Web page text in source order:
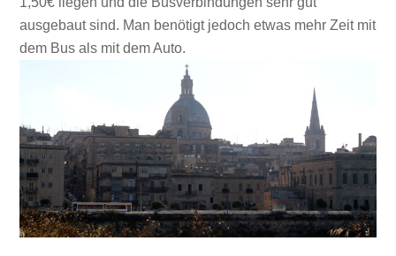
ausgebaut sind. Man benötigt jedoch etwas mehr Zeit mit
dem Bus als mit dem Auto.